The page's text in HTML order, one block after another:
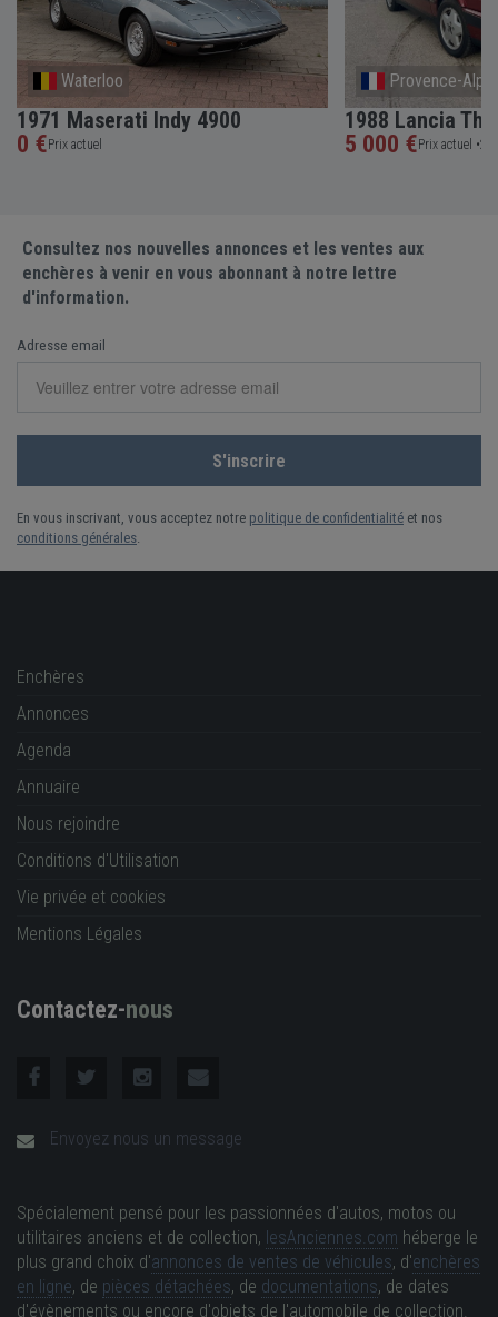
Waterloo
1971 Maserati Indy 4900
0 € Prix actuel
Provence-
1988 Lancia
5 000 € Prix actuel •2
Consultez nos nouvelles annonces et les ventes aux
enchères à venir en vous abonnant à notre lettre
d'information.
Adresse email
En vous inscrivant, vous acceptez notre politique de confidentialité et nos
conditions générales.
Enchères
Annonces
Agenda
Annuaire
Nous rejoindre
Conditions d'Utilisation
Vie privée et cookies
Mentions Légales
Contactez-nous
Envoyez nous un message
Spécialement pensé pour les passionnées d'autos, motos ou
utilitaires anciens et de collection, lesAnciennes.com héberge le
plus grand choix d'annonces de ventes de véhicules, d'enchères
en ligne, de pièces détachées, de documentations, de dates
d'évènements ou encore d'objets de l'automobile de collection.